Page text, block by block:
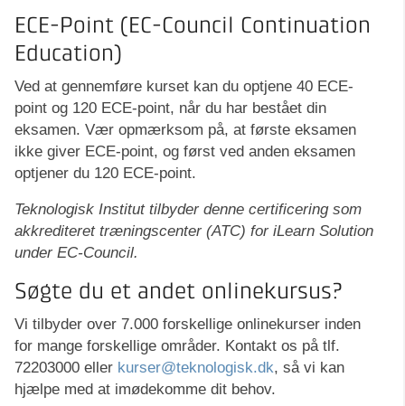
ECE-Point (EC-Council Continuation
Education)
Ved at gennemføre kurset kan du optjene 40 ECE-
point og 120 ECE-point, når du har bestået din
eksamen. Vær opmærksom på, at første eksamen
ikke giver ECE-point, og først ved anden eksamen
optjener du 120 ECE-point.
Teknologisk Institut tilbyder denne certificering som
akkrediteret træningscenter (ATC) for iLearn Solution
under EC-Council.
Søgte du et andet onlinekursus?
Vi tilbyder over 7.000 forskellige onlinekurser inden
for mange forskellige områder. Kontakt os på tlf.
72203000 eller kurser@teknologisk.dk, så vi kan
hjælpe med at imødekomme dit behov.